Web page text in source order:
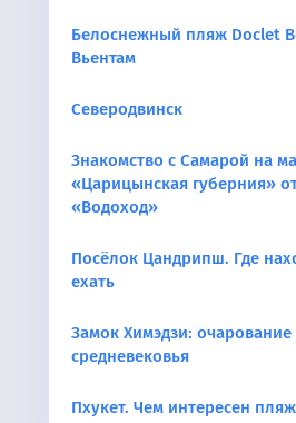
Белоснежный пляж Doclet
Вьентам
Северодвинск
Знакомство с Самарой на
«Царицынская губерния»
«Водоход»
Посёлок Цандрипш. Где
ехать
Замок Химэдзи: очарование
средневековья
Пхукет. Чем интересен